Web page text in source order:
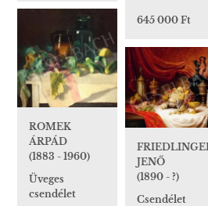
645 000 Ft
ROMEK
ÁRPÁD
(1883 - 1960)
Üveges
csendélet
JENŐ
(1890 - ?)
Csendélet